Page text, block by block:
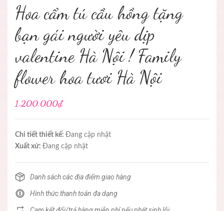
Hoa cẩm tú cầu hồng tặng
bạn gái người yêu dịp
valentine Hà Nội ! Family
flower hoa tươi Hà Nội
1.200.000₫
Chi tiết thiết kế: Đang cập nhật
Xuất xứ: Đang cập nhật
Danh sách các địa điểm giao hàng
Hình thức thanh toán đa dạng